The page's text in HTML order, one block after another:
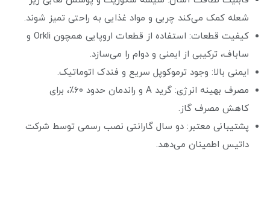
شعله کمک می‌کند چربی و مواد غذایی به راحتی تمیز شوند.
کیفیت قطعات: استفاده از قطعات اروپایی همچون Orkli و
ساباف، ترکیبی از ایمنی و دوام را می‌سازد.
ایمنی بالا: وجود ترموکوپل سریع و فندک اتوماتیک.
مصرف بهینه انرژی: گرید A و راندمان حدود ۶۰٪، برای
کاهش مصرف گاز.
پشتیبانی معتبر: دو سال گارانتی نصب رسمی توسط شرکت
داتیس اطمینان می‌دهد.